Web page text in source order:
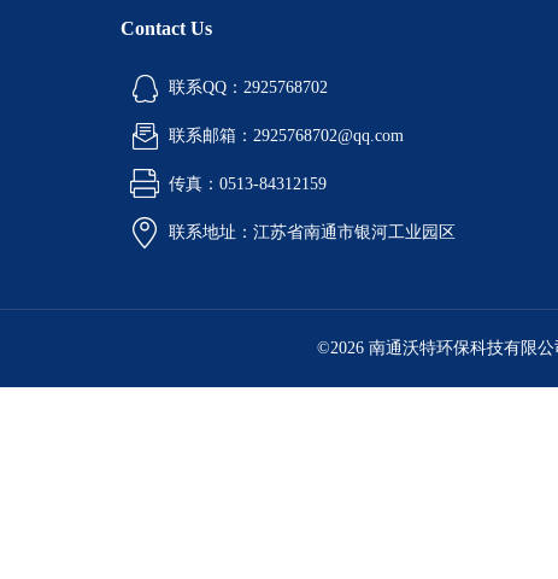
Contact Us
联系QQ：2925768702
联系邮箱：2925768702@qq.com
传真：0513-84312159
联系地址：江苏省南通市银河工业园区
©2026 南通沃特环保科技有限